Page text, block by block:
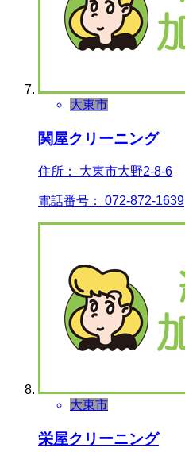
大東市
関屋クリーニング
住所： 大東市大野2-8-6
電話番号： 072-872-1639
大東市
栄屋クリーニング